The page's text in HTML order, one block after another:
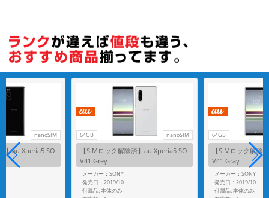
nanoSIM
】au Xperia5 SO
64GB nanoSIM
【SIMロック解除済】au Xperia5 SO
V41 Grey
メーカー：SONY
発売日：2019/10
付属品: 本体のみ
64GB
【SIMロック解除
V41 Gray
メーカー：SONY
発売日：2019/10
付属品: 本体のみ